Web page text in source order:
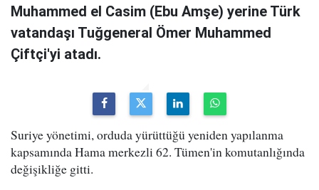
Muhammed el Casim (Ebu Amşe) yerine Türk
vatandaşı Tuğgeneral Ömer Muhammed
Çiftçi'yi atadı.
Suriye yönetimi, orduda yürüttüğü yeniden yapılanma
kapsamında Hama merkezli 62. Tümen'in komutanlığında
değişikliğe gitti.